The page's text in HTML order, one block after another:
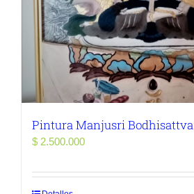
Pintura Manjusri Bodhisattva
$ 2.500.000